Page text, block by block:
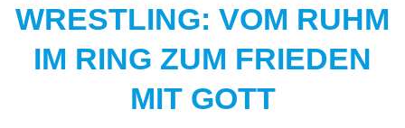
WRESTLING: VOM RUHM
IM RING ZUM FRIEDEN
MIT GOTT